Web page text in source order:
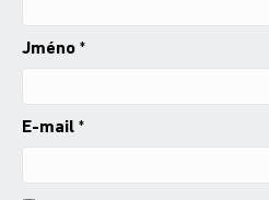
Jméno *
E-mail *